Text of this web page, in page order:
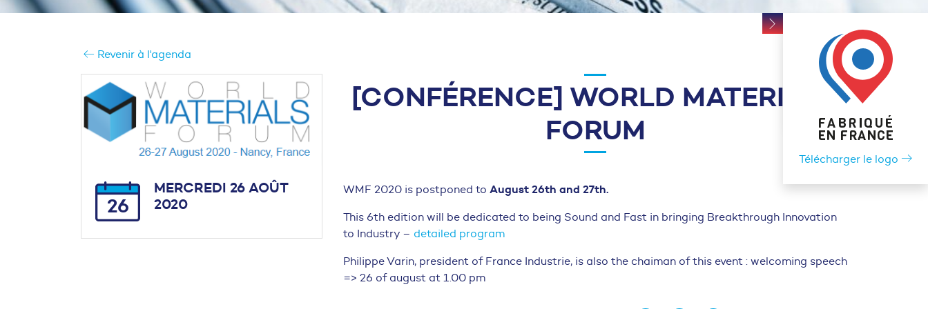
Revenir à l'agenda
[CONFÉRENCE] WORLD MATERIALS
FORUM
WMF 2020 is postponed to August 26th and 27th.
This 6th edition will be dedicated to being Sound and Fast in bringing Breakthrough Innovation
to Industry – detailed program
Philippe Varin, president of France Industrie, is also the chaiman of this event : welcoming speech
=> 26 of august at 1.00 pm
26
MERCREDI 26 AOÛT
2020
Télécharger le logo